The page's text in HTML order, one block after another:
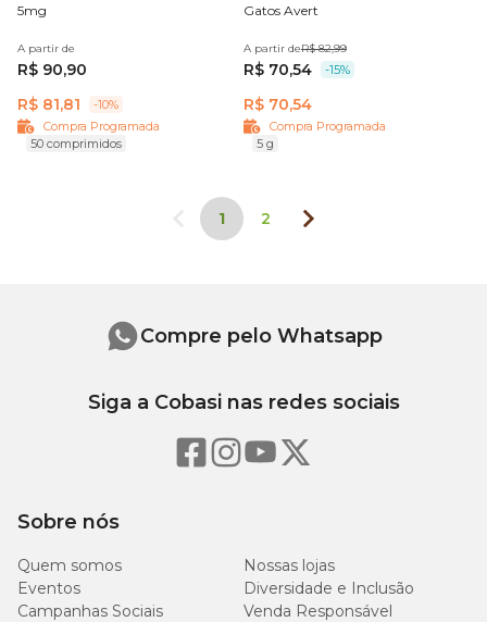
5mg
A partir de
R$ 90,90
R$ 81,81
-10%
Compra Programada
50 comprimidos
Gatos Avert
A partir deR$ 82,99
R$ 70,54 -15%
R$ 70,54
Compra Programada
5 g
1 2
Sobre nós
Quem somos
Nossas lojas
Eventos
Diversidade e Inclusão
Campanhas Sociais
Venda Responsável
Compre pelo Whatsapp
Siga a Cobasi nas redes sociais